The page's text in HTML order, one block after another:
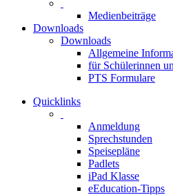
Medienbeiträge
Downloads
Downloads
Allgemeine
für Schülerinnen
PTS Formulare
Quicklinks
Anmeldung
Sprechstunden
Speisepläne
Padlets
iPad Klasse
eEducation-Tipps